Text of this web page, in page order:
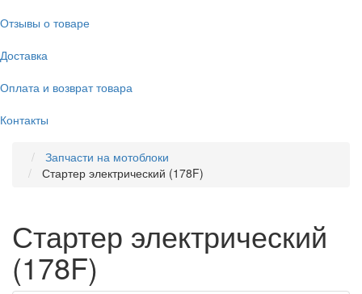
Отзывы о товаре
Доставка
Оплата и возврат товара
Контакты
Запчасти на мотоблоки
Стартер электрический (178F)
Стартер электрический
(178F)